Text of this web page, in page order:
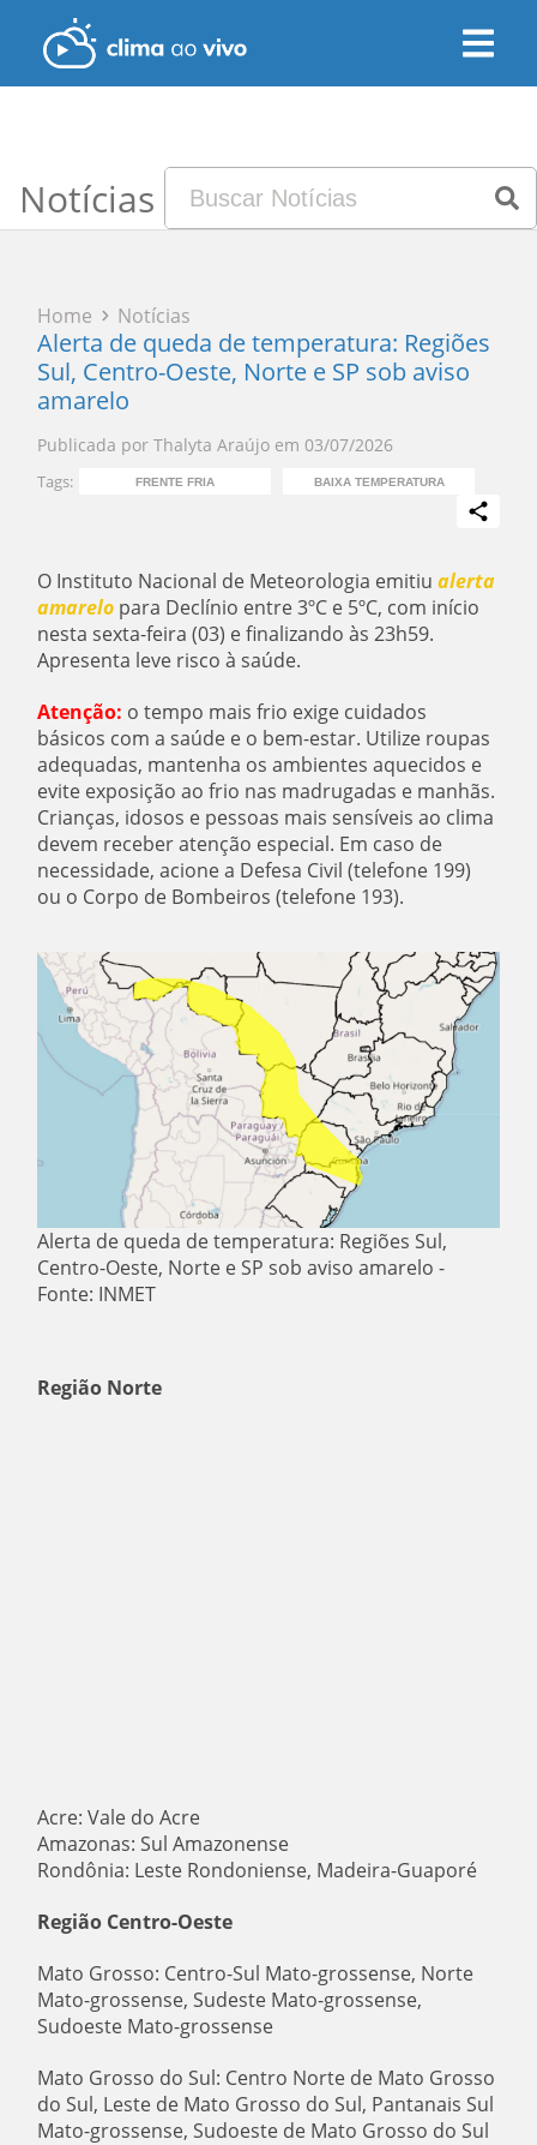
Notícias
Home Notícias
Alerta de queda de temperatura: Regiões
Sul, Centro-Oeste, Norte e SP sob aviso
amarelo
Publicada por Thalyta Araújo em 03/07/2026
Tags: FRENTE FRIA BAIXA TEMPERATURA
O Instituto Nacional de Meteorologia emitiualerta
amarelo para Declínio entre 3ºC e 5ºC, com início
nesta sexta-feira (03) e finalizando às 23h59.
Apresenta leve risco à saúde.
Atenção: o tempo mais frio exige cuidados
básicos com a saúde e o bem-estar. Utilize roupas
adequadas, mantenha os ambientes aquecidos e
evite exposição ao frio nas madrugadas e manhãs.
Crianças, idosos e pessoas mais sensíveis ao clima
devem receber atenção especial. Em caso de
necessidade, acione a Defesa Civil (telefone 199)
ou o Corpo de Bombeiros (telefone 193).
Alerta de queda de temperatura: Regiões Sul,
Centro-Oeste, Norte e SP sob aviso amarelo -
Fonte: INMET
Região Norte
Acre: Vale do Acre
Amazonas: Sul Amazonense
Rondônia: Leste Rondoniense, Madeira-Guaporé
Região Centro-Oeste
Mato Grosso: Centro-Sul Mato-grossense, Norte
Mato-grossense, Sudeste Mato-grossense,
Sudoeste Mato-grossense
Mato Grosso do Sul: Centro Norte de Mato Grosso
do Sul, Leste de Mato Grosso do Sul, Pantanais Sul
Mato-grossense, Sudoeste de Mato Grosso do Sul